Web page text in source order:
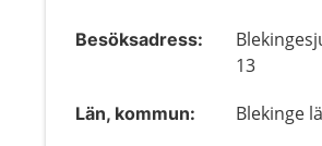
Besöksadress:
13
Län, kommun: Blekinge